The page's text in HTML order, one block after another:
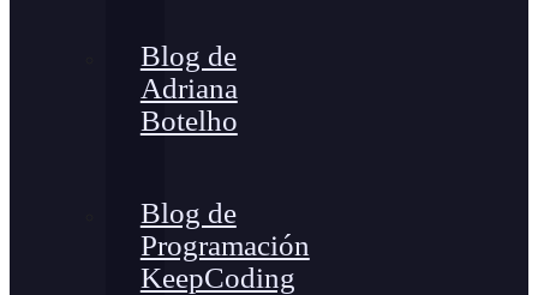
Blog de
Adriana
Botelho
Blog de
Programación
KeepCoding